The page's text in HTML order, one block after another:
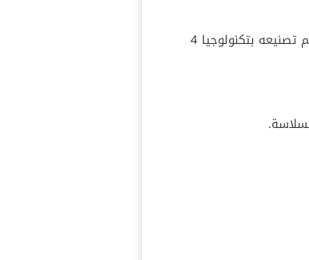
يعمل الهاتف بمعالج MediaTek Dimensity 7350 Pro، وهو معالج قوي تم تصنيعه بتكنولوجيا 4